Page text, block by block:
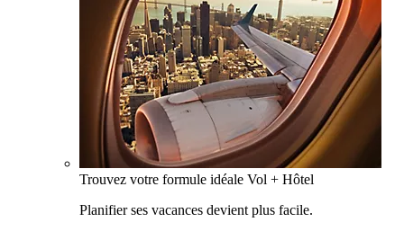
Trouvez votre formule idéale Vol + Hôtel
Planifier ses vacances devient plus facile.